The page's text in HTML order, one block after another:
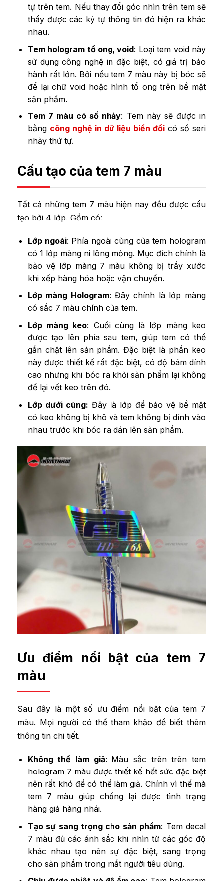
tự trên tem. Nếu thay đổi góc nhìn trên tem sẽ
thấy được các ký tự thông tin đó hiện ra khác
nhau.
Tem hologram tổ ong, void: Loại tem void này
sử dụng công nghệ in đặc biệt, có giá trị bảo
hành rất lớn. Bởi nếu tem 7 màu này bị bóc sẽ
để lại chữ void hoặc hình tổ ong trên bề mặt
sản phẩm.
Tem 7 màu có số nhảy: Tem này sẽ được in
bằng công nghệ in dữ liệu biến đổicó số seri
nhảy thứ tự.
Cấu tạo của tem 7 màu
Tất cả những tem 7 màu hiện nay đều được cấu
tạo bởi 4 lớp. Gồm có:
Lớp ngoài: Phía ngoài cùng của tem hologram
có 1 lớp màng ni lông mỏng. Mục đích chính là
bảo vệ lớp màng 7 màu không bị trầy xước
khi xếp hàng hóa hoặc vận chuyển.
Lớp màng Hologram: Đây chính là lớp màng
có sắc 7 màu chính của tem.
Lớp màng keo: Cuối cùng là lớp màng keo
được tạo lên phía sau tem, giúp tem có thể
gắn chặt lên sản phẩm. Đặc biệt là phần keo
này được thiết kế rất đặc biệt, có độ bám dính
cao nhưng khi bóc ra khỏi sản phẩm lại không
để lại vết keo trên đó.
Lớp dưới cùng: Đây là lớp để bảo vệ bề mặt
có keo không bị khô và tem không bị dính vào
nhau trước khi bóc ra dán lên sản phẩm.
Ưu điểm nổi bật của tem 7
màu
Sau đây là một số ưu điểm nổi bật của tem 7
màu. Mọi người có thể tham khảo để biết thêm
thông tin chi tiết.
Không thể làm giả: Màu sắc trên trên tem
hologram 7 màu được thiết kế hết sức đặc biệt
nên rất khó để có thể làm giả. Chính vì thế mà
tem 7 màu giúp chống lại được tình trạng
hàng giả hàng nhái.
Tạo sự sang trọng cho sản phẩm: Tem decal
7 màu đủ các ánh sắc khi nhìn từ các góc độ
khác nhau tạo nên sự đặc biệt, sang trọng
cho sản phẩm trong mắt người tiêu dùng.